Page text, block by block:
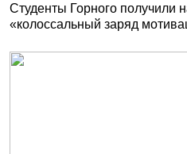
Студенты Горного получили
«колоссальный заряд